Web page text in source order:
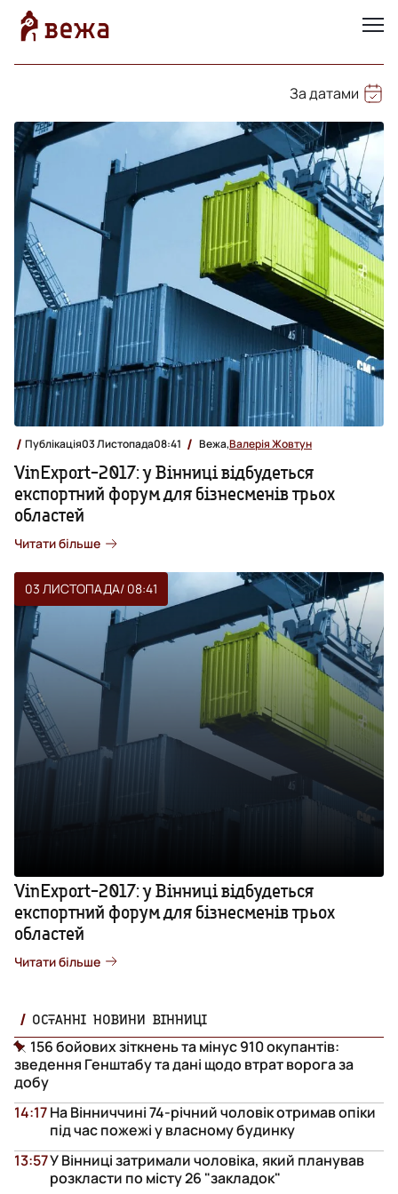
За датами
Публікація03 Листопада08:41 Вежа,Валерія Жовтун
VinExport-2017: у Вінниці відбудеться
експортний форум для бізнесменів трьох
областей
Читати більше
03 ЛИСТОПАДА/ 08:41
VinExport-2017: у Вінниці відбудеться
експортний форум для бізнесменів трьох
областей
Читати більше
ОСТАННІ НОВИНИ ВІННИЦІ
156 бойових зіткнень та мінус 910 окупантів:
зведення Генштабу та дані щодо втрат ворога за
добу
На Вінниччині 74-річний чоловік отримав опіки
під час пожежі у власному будинку
14:17
У Вінниці затримали чоловіка, який планував
розкласти по місту 26 "закладок"
13:57